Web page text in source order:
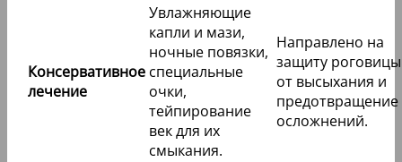
Консервативное
лечение
Увлажняющие
капли и мази,
ночные повязки,
специальные
очки,
тейпирование
век для их
смыкания.
Направлено на
защиту роговицы
от высыхания и
предотвращение
осложнений.